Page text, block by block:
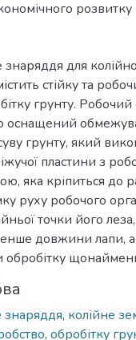
розвитку
для
стійку та
грунту.
оснащений
грунту, який
пластини з
яка кріпиться до
руху робочого
точки його
довжини лапи, а
обробітку
знаряддя, колійне
, обробітку